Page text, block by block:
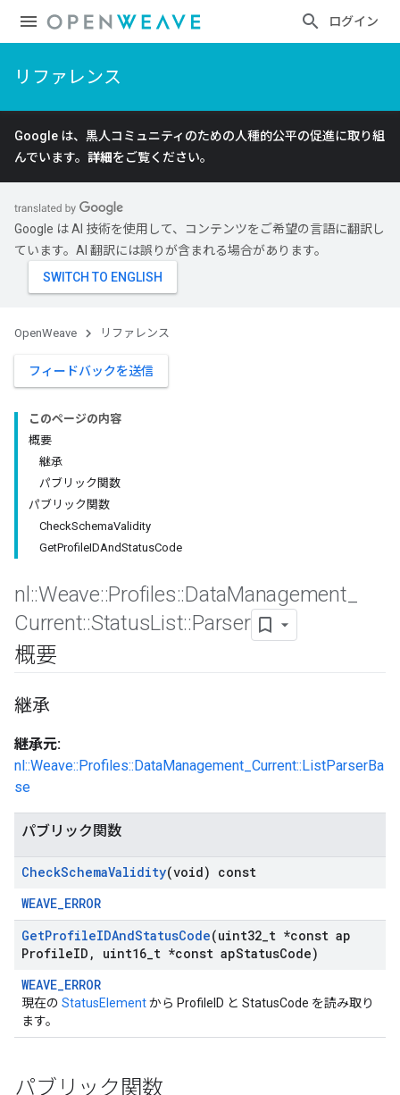
ログイン
リファレンス
Google は、黒人コミュニティのための人種的公平の促進に取り組
んでいます。 詳細をご覧ください。
Google は AI 技術を使用して、コンテンツをご希望の言語に翻訳し
ています。AI 翻訳には誤りが含まれる場合があります。
OpenWeave リファレンス
フィードバックを送信
このページの内容
概要
継承
パブリック関数
パブリック関数
CheckSchemaValidity
GetProfileIDAndStatusCode
nl ::Weave::Profiles::DataManagement
Current::StatusList::Parser
概要
継承
継承元:
nl::Weave::Profiles::DataManagement_Current::ListParserBa
se
パブリック関数
CheckSchemaValidity(void) const
WEAVE_ERROR
GetProfileIDAndStatusCode(uint32 t *const ap
ProfileID , uint16 t *const apStatusCode)
WEAVE_ERROR
現在の StatusElementから ProfileID と StatusCode を読み取り
ます。
パブリック関数